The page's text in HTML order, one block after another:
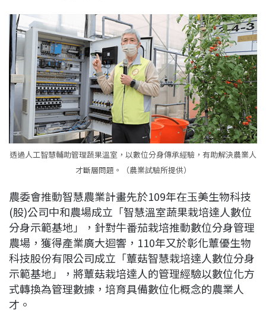
透過人工智慧輔助管理蔬果溫室，以數位分身傳承經驗，有助解決農業人
才斷層問題。（農業試驗所提供）
農委會推動智慧農業計畫先於109年在玉美生物科技
(股)公司中和農場成立「智慧溫室蔬果栽培達人數位
分身示範基地」，針對牛番茄栽培推動數位分身管理
農場，獲得產業廣大迴響，110年又於彰化蕈優生物
科技股份有限公司成立「蕈菇智慧栽培達人數位分身
示範基地」，將蕈菇栽培達人的管理經驗以數位化方
式轉換為管理數據，培育具備數位化概念的農業人
才。